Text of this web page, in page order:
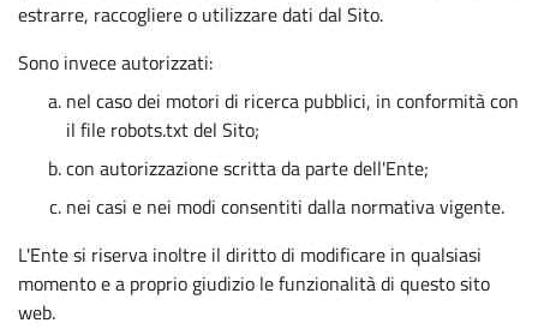
estrarre, raccogliere o utilizzare dati dal Sito.
Sono invece autorizzati:
nel caso dei motori di ricerca pubblici, in conformità con
il file robots.txt del Sito;
con autorizzazione scritta da parte dell'Ente;
nei casi e nei modi consentiti dalla normativa vigente.
L'Ente si riserva inoltre il diritto di modificare in qualsiasi
momento e a proprio giudizio le funzionalità di questo sito
web.